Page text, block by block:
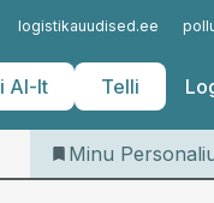
logistikauudised.ee
AI-lt Telli
Iseteenindus
Telli
Minu